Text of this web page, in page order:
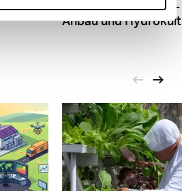
normalem Cannabis-
Anbau und